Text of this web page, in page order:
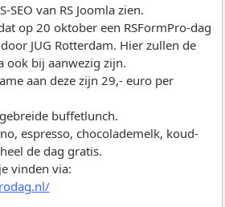
SEO van RS Joomla zien.
op 20 oktober een RSFormPro-dag
JUG Rotterdam. Hier zullen de
ook bij aanwezig zijn.
aan deze zijn 29,- euro per
buffetlunch.
espresso, chocolademelk, koud-
de dag gratis.
vinden via: